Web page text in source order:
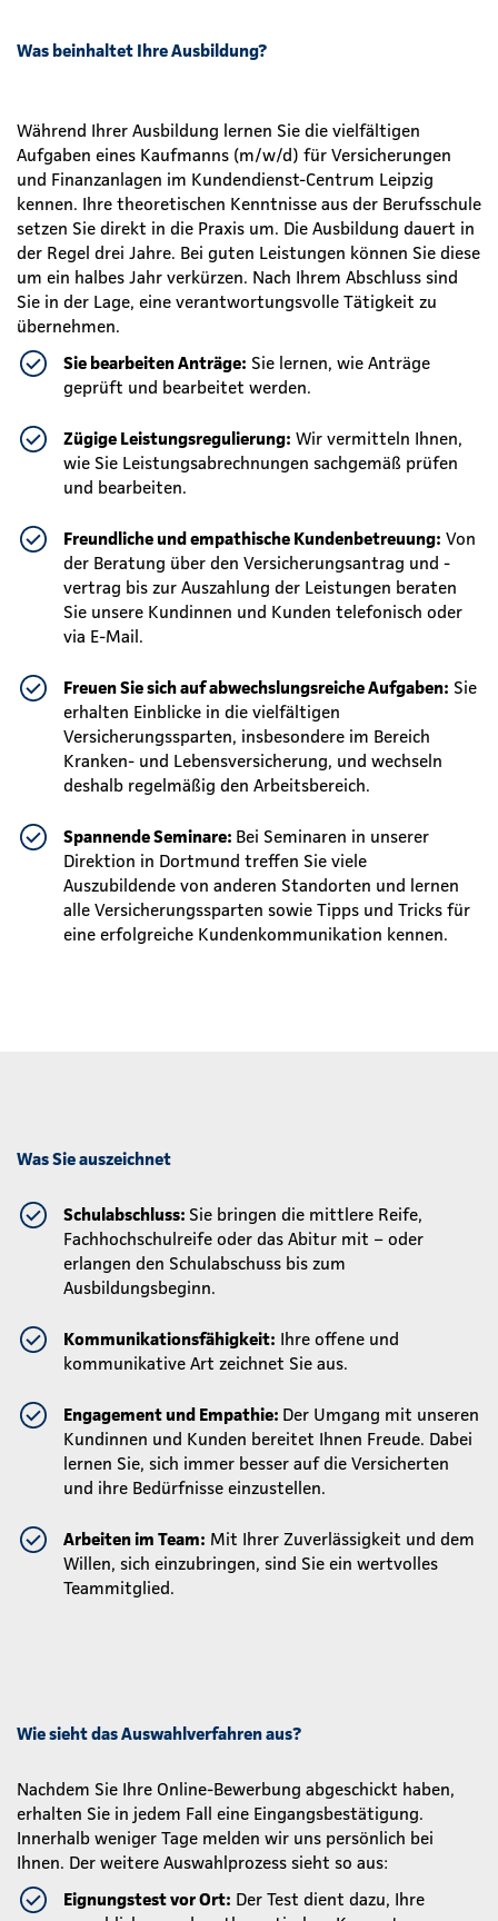
Was beinhaltet Ihre Ausbildung?
Während Ihrer Ausbildung lernen Sie die vielfältigen
Aufgaben eines Kaufmanns (m/w/d) für Versicherungen
und Finanzanlagen im Kundendienst-Centrum Leipzig
kennen. Ihre theoretischen Kenntnisse aus der Berufsschule
setzen Sie direkt in die Praxis um. Die Ausbildung dauert in
der Regel drei Jahre. Bei guten Leistungen können Sie diese
um ein halbes Jahr verkürzen. Nach Ihrem Abschluss sind
Sie in der Lage, eine verantwortungsvolle Tätigkeit zu
übernehmen.
Sie bearbeiten Anträge: Sie lernen, wie Anträge
geprüft und bearbeitet werden.
Zügige Leistungsregulierung: Wir vermitteln Ihnen,
wie Sie Leistungsabrechnungen sachgemäß prüfen
und bearbeiten.
Freundliche und empathische Kundenbetreuung: Von
der Beratung über den Versicherungsantrag und -
vertrag bis zur Auszahlung der Leistungen beraten
Sie unsere Kundinnen und Kunden telefonisch oder
via E-Mail.
Freuen Sie sich auf abwechslungsreiche Aufgaben: Sie
erhalten Einblicke in die vielfältigen
Versicherungssparten, insbesondere im Bereich
Kranken- und Lebensversicherung, und wechseln
deshalb regelmäßig den Arbeitsbereich.
Spannende Seminare: Bei Seminaren in unserer
Direktion in Dortmund treffen Sie viele
Auszubildende von anderen Standorten und lernen
alle Versicherungssparten sowie Tipps und Tricks für
eine erfolgreiche Kundenkommunikation kennen.
Was Sie auszeichnet
Schulabschluss: Sie bringen die mittlere Reife,
Fachhochschulreife oder das Abitur mit – oder
erlangen den Schulabschuss bis zum
Ausbildungsbeginn.
Kommunikationsfähigkeit: Ihre offene und
kommunikative Art zeichnet Sie aus.
Engagement und Empathie: Der Umgang mit unseren
Kundinnen und Kunden bereitet Ihnen Freude. Dabei
lernen Sie, sich immer besser auf die Versicherten
und ihre Bedürfnisse einzustellen.
Arbeiten im Team: Mit Ihrer Zuverlässigkeit und dem
Willen, sich einzubringen, sind Sie ein wertvolles
Teammitglied.
Wie sieht das Auswahlverfahren aus?
Nachdem Sie Ihre Online-Bewerbung abgeschickt haben,
erhalten Sie in jedem Fall eine Eingangsbestätigung.
Innerhalb weniger Tage melden wir uns persönlich bei
Ihnen. Der weitere Auswahlprozess sieht so aus:
Eignungstest vor Ort: Der Test dient dazu, Ihre